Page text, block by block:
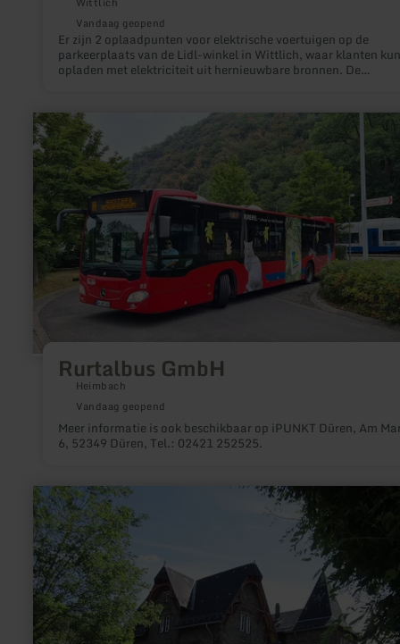
Vandaag geopend
Er zijn 2 oplaadpunten voor elektrische voertuigen op de
parkeerplaats van de Lidl-winkel in Wittlich, waar klanten
opladen met elektriciteit uit hernieuwbare bronnen. De
Rurtalbus GmbH
Heimbach
Vandaag geopend
Meer informatie is ook beschikbaar op iPUNKT Düren, Am
6, 52349 Düren, Tel.: 02421 252525.
meer
informatie
over:
Rurtalbus
GmbH
meer
informatie
over:
Station
-
Jünkerath